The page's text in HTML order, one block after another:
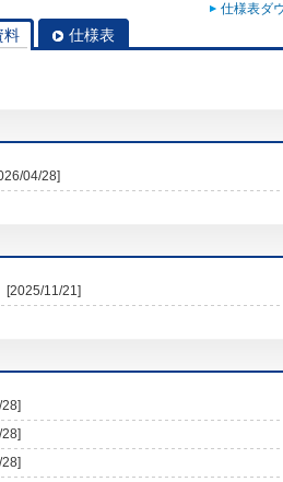
仕様表ダ
料 仕様表
04/28]
[2025/11/21]